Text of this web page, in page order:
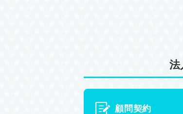
法
顧問契約